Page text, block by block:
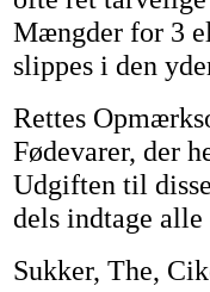
Mængder for 3
slippes i den
Rettes
Fødevarer, der
Udgiften til
dels indtage alle
Sukker, The,